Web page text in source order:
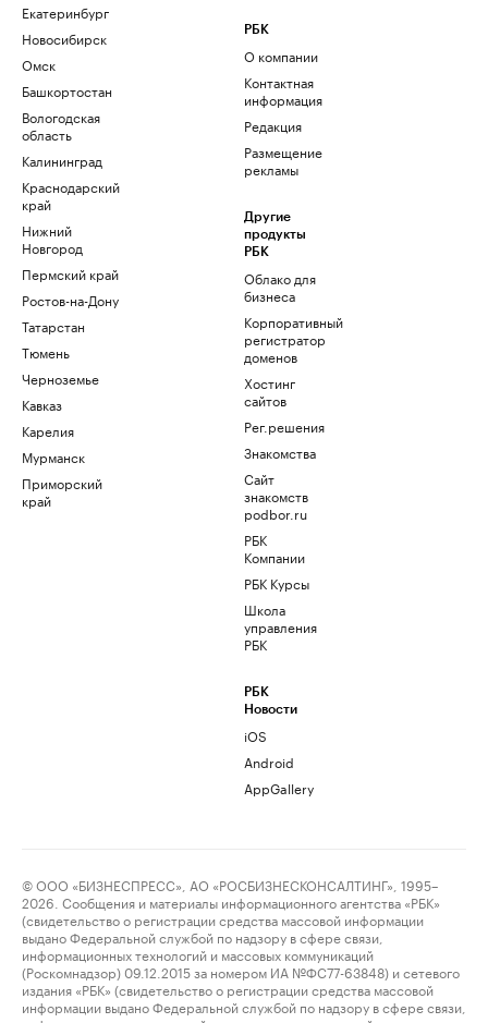
Екатеринбург
Новосибирск
Омск
Башкортостан
Вологодская
область
Калининград
Краснодарский
край
Нижний
Новгород
Пермский край
Ростов-на-Дону
Татарстан
Тюмень
Черноземье
Кавказ
Карелия
Мурманск
Приморский
край
РБК
О компании
Контактная
информация
Редакция
Размещение
рекламы
Другие
продукты
РБК
Облако для
бизнеса
Корпоративный
регистратор
доменов
Хостинг
сайтов
Рег.решения
Знакомства
Сайт
знакомств
podbor.ru
РБК
Компании
РБК Курсы
Школа
управления
РБК
РБК
Новости
iOS
Android
AppGallery
© ООО «БИЗНЕСПРЕСС», АО «РОСБИЗНЕСКОНСАЛТИНГ», 1995–
2026. Сообщения и материалы информационного агентства «РБК»
(свидетельство о регистрации средства массовой информации
выдано Федеральной службой по надзору в сфере связи,
информационных технологий и массовых коммуникаций
(Роскомнадзор) 09.12.2015 за номером ИА №ФС77-63848) и сетевого
издания «РБК» (свидетельство о регистрации средства массовой
информации выдано Федеральной службой по надзору в сфере связи,